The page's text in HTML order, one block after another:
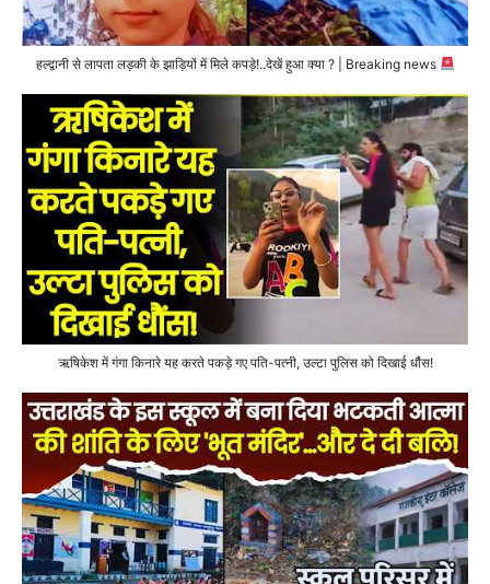
हल्द्वानी से लापता लड़की के झाड़ियों में मिले कपड़े!..देखें हुआ क्या ? | Breaking news
ऋषिकेश में गंगा किनारे यह करते पकड़े गए पति-पत्नी, उल्टा पुलिस को दिखाई धौंस!